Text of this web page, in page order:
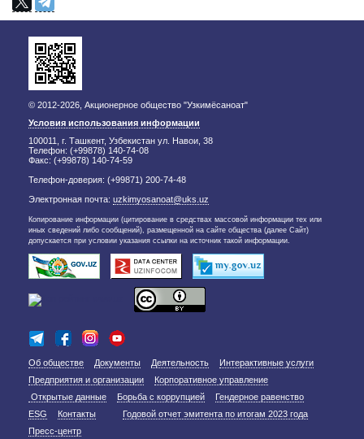
© 2012-2026, Акционерное общество "Узкимёсаноат"
Условия использования информации
100011, г. Ташкент, Узбекистан ул. Навои, 38
Телефон: (+99878) 140-74-08
Факс: (+99878) 140-74-59
Телефон-доверия: (+99871) 200-74-48
Электронная почта: uzkimyosanoat@uks.uz
Копирование информации (цитирование в средствах массовой информации тех или
иных сведений либо сообщений), размещенной на сайте общества (далее Сайт)
допускается при условии указания ссылки на источник такой информации.
Об обществе Документы Деятельность
Интерактивные услуги
Предприятия и организации
Корпоративное управление
Открытые данные
Борьба с коррупцией
Гендерное равенство
ESG
Контакты
Годовой отчет эмитента по итогам 2023 года
Пресс-центр